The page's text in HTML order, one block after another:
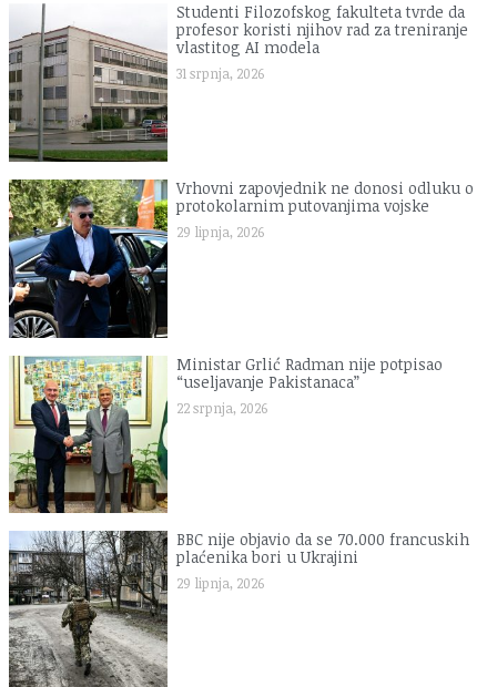
Studenti Filozofskog fakulteta tvrde da
profesor koristi njihov rad za treniranje
vlastitog AI modela
31 srpnja, 2026
Vrhovni zapovjednik ne donosi odluku o
protokolarnim putovanjima vojske
29 lipnja, 2026
Ministar Grlić Radman nije potpisao
“useljavanje Pakistanaca”
22 srpnja, 2026
BBC nije objavio da se 70.000 francuskih
plaćenika bori u Ukrajini
29 lipnja, 2026